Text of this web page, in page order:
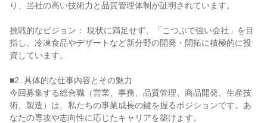
り、当社の高い技術力と品質管理体制が証明されています。
挑戦的なビジョン： 現状に満足せず、「こつぶで強い会社」を目
指し、冷凍食品やデザートなど新分野の開発・開拓に積極的に投
資しています。
■2. 具体的な仕事内容とその魅力
今回募集する総合職（営業、事務、品質管理、商品開発、生産技
術、製造）は、私たちの事業成長の鍵を握るポジションです。あ
なたの専攻や志向性に応じたキャリアを築けます。